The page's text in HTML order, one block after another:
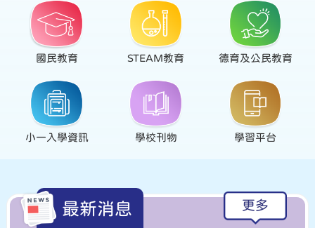
國民教育 STEAM教育 德育及公民教育
小一入學資訊 學校刊物 學習平台
最新消息 更多